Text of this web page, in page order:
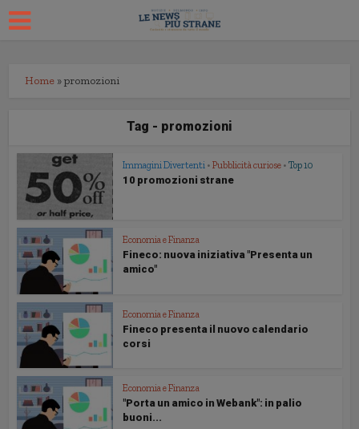
Home »promozioni
Tag - promozioni
Immagini Divertenti • Pubblicità curiose • Top 10
10 promozioni strane
Economia e Finanza
Fineco: nuova iniziativa "Presenta un
amico"
Economia e Finanza
Fineco presenta il nuovo calendario
corsi
Economia e Finanza
"Porta un amico in Webank": in palio
buoni...